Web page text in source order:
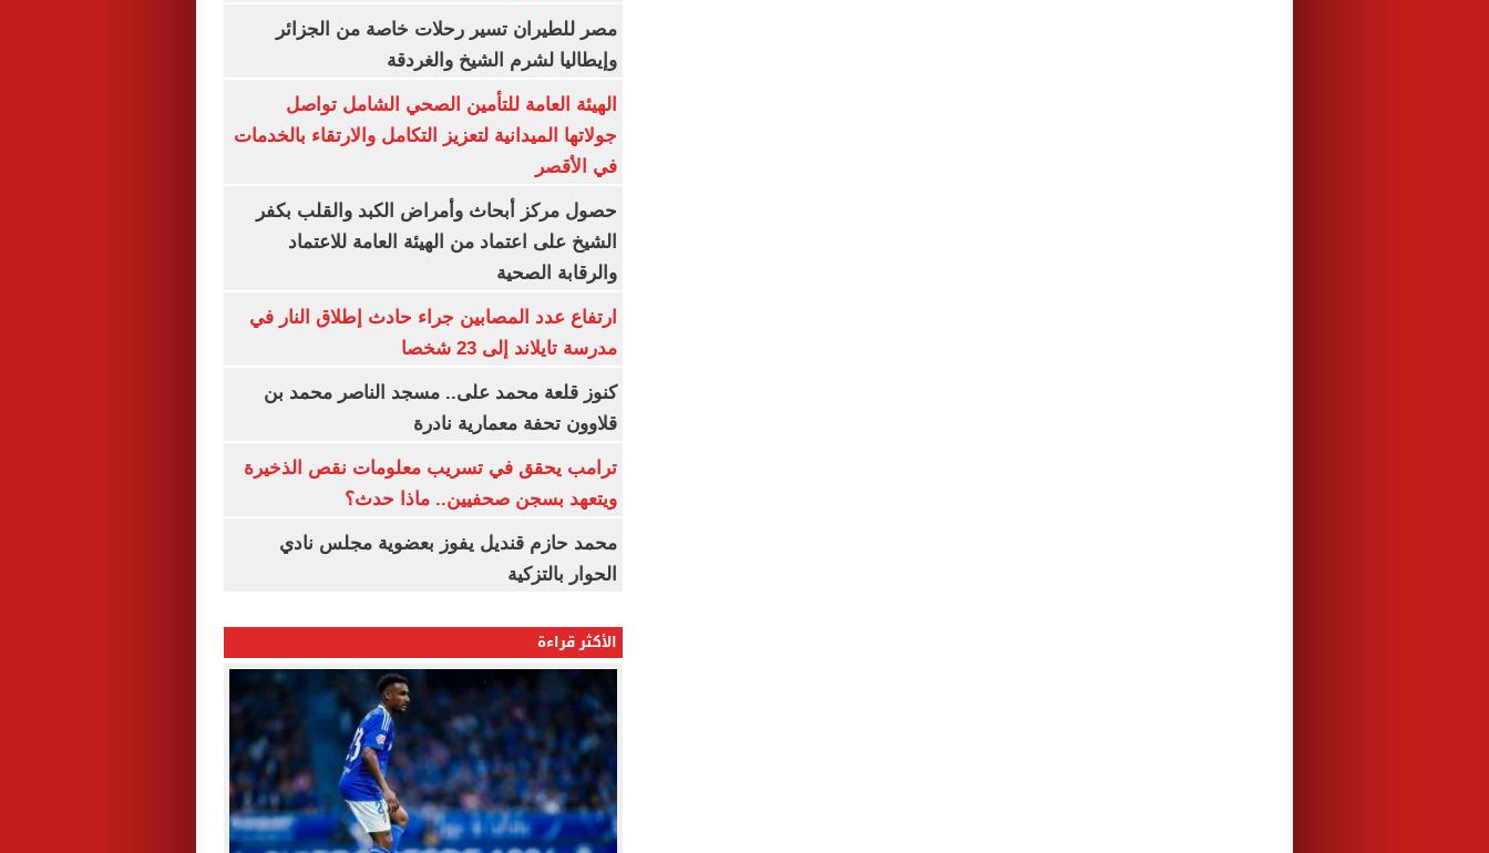
مصر للطيران تسير رحلات خاصة من الجزائر
وإيطاليا لشرم الشيخ والغردقة
الهيئة العامة للتأمين الصحي الشامل تواصل
جولاتها الميدانية لتعزيز التكامل والارتقاء بالخدمات
في الأقصر
حصول مركز أبحاث وأمراض الكبد والقلب بكفر
الشيخ على اعتماد من الهيئة العامة للاعتماد
والرقابة الصحية
ارتفاع عدد المصابين جراء حادث إطلاق النار في
مدرسة تايلاند إلى 23 شخصا
كنوز قلعة محمد على.. مسجد الناصر محمد بن
قلاوون تحفة معمارية نادرة
ترامب يحقق في تسريب معلومات نقص الذخيرة
ويتعهد بسجن صحفيين.. ماذا حدث؟
محمد حازم قنديل يفوز بعضوية مجلس نادي
الحوار بالتزكية
الأكثر قراءة